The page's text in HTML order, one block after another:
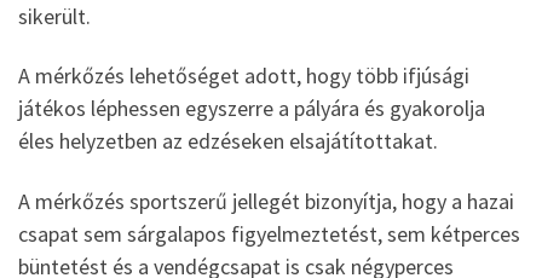
sikerült.
A mérkőzés lehetőséget adott, hogy több ifjúsági
játékos léphessen egyszerre a pályára és gyakorolja
éles helyzetben az edzéseken elsajátítottakat.
A mérkőzés sportszerű jellegét bizonyítja, hogy a hazai
csapat sem sárgalapos figyelmeztetést, sem kétperces
büntetést és a vendégcsapat is csak négyperces